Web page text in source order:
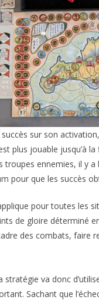
sur son
plus jouable jusqu’à
troupes ennemies, il y
pour que les succès
pour toutes les
de gloire déterminé
des combats, faire
va donc
Sachant que